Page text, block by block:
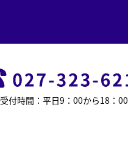
受付時間：平日9：00から18：00